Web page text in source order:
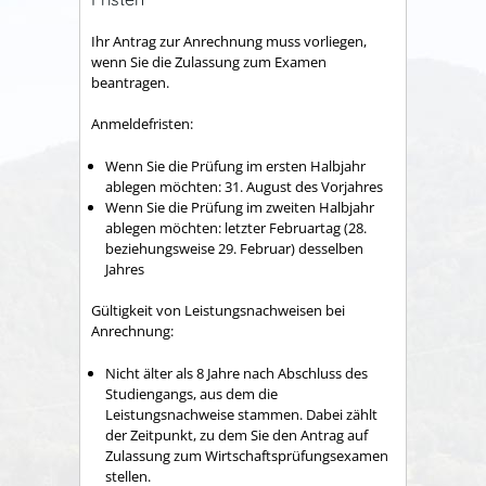
Ihr Antrag zur Anrechnung muss vorliegen,
wenn Sie die Zulassung zum Examen
beantragen.
Anmeldefristen:
Wenn Sie die Prüfung im ersten Halbjahr
ablegen möchten: 31. August des Vorjahres
Wenn Sie die Prüfung im zweiten Halbjahr
ablegen möchten: letzter Februartag (28.
beziehungsweise 29. Februar) desselben
Jahres
Gültigkeit von Leistungsnachweisen bei
Anrechnung:
Nicht älter als 8 Jahre nach Abschluss des
Studiengangs, aus dem die
Leistungsnachweise stammen. Dabei zählt
der Zeitpunkt, zu dem Sie den Antrag auf
Zulassung zum Wirtschaftsprüfungsexamen
stellen.